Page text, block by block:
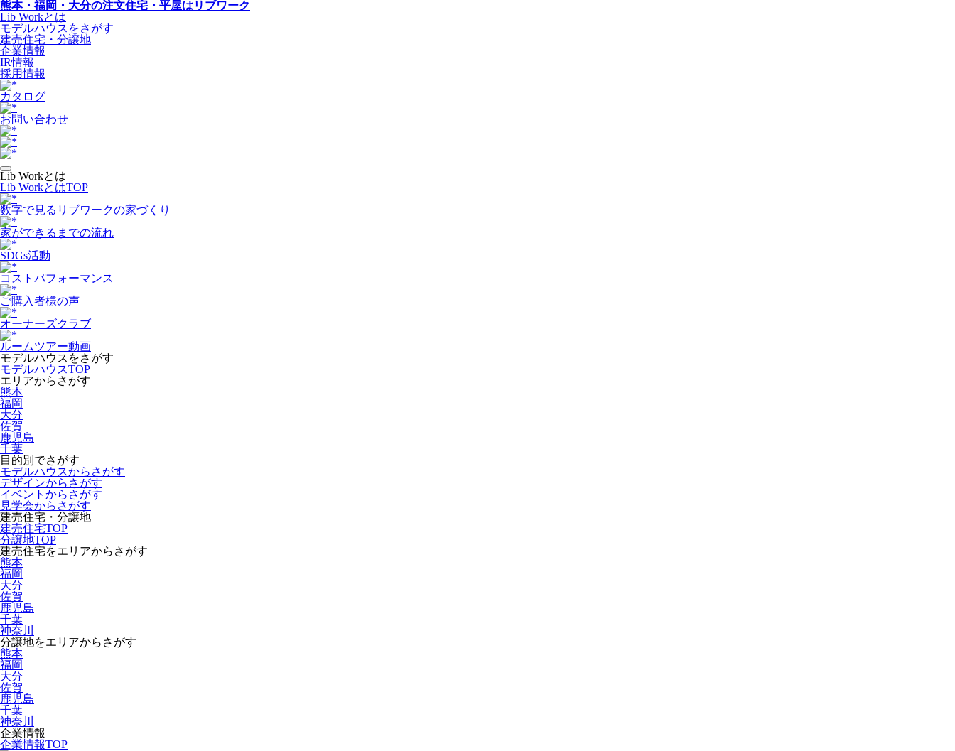
熊本・福岡・大分の注文住宅・平屋はリブワーク
Lib Workとは
モデルハウスをさがす
建売住宅・分譲地
企業情報
IR情報
採用情報
カタログ
お問い合わせ
Lib Workとは
Lib WorkとはTOP
数字で⾒るリブワークの家づくり
家ができるまでの流れ
SDGs活動
コストパフォーマンス
ご購入者様の声
オーナーズクラブ
ルームツアー動画
モデルハウスをさがす
モデルハウスTOP
エリアからさがす
熊本
福岡
大分
佐賀
鹿児島
千葉
目的別でさがす
モデルハウスからさがす
デザインからさがす
イベントからさがす
見学会からさがす
建売住宅・分譲地
建売住宅TOP
分譲地TOP
建売住宅をエリアからさがす
熊本
福岡
大分
佐賀
鹿児島
千葉
神奈川
分譲地をエリアからさがす
熊本
福岡
大分
佐賀
鹿児島
千葉
神奈川
企業情報
企業情報TOP